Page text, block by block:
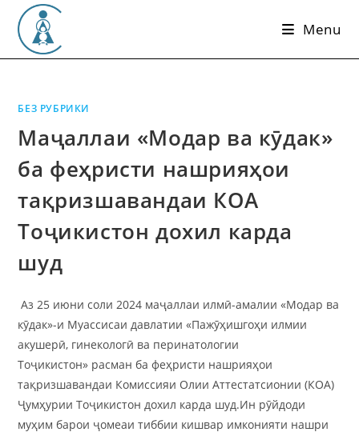
content
Menu
БЕЗ РУБРИКИ
Маҷаллаи «Модар ва кӯдак»
ба феҳристи нашрияҳои
тақризшавандаи КОА
Тоҷикистон дохил карда
шуд
Аз 25 июни соли 2024 маҷаллаи илмӣ-амалии «Модар ва
кӯдак»-и Муассисаи давлатии «Пажӯҳишгоҳи илмии
акушерӣ, гинекологӣ ва перинатологии
Тоҷикистон» расман ба феҳристи нашрияҳои
тақризшавандаи Комиссияи Олии Аттестатсионии (КОА)
Ҷумҳурии Тоҷикистон дохил карда шуд.Ин рӯйдоди
муҳим барои ҷомеаи тиббии кишвар имконияти нашри